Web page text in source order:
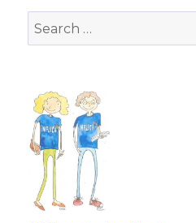
b
o
k
r
m
Search
for: